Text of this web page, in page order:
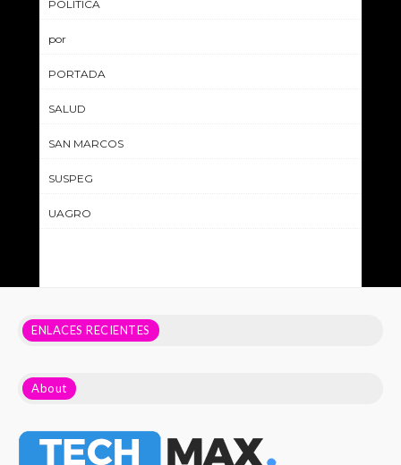
POLITICA
por
PORTADA
SALUD
SAN MARCOS
SUSPEG
UAGRO
ENLACES RECIENTES
About